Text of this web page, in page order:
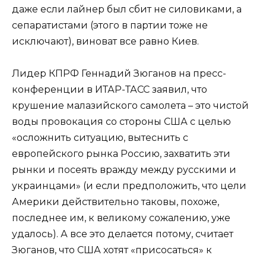
даже если лайнер был сбит не силовиками, а
сепаратистами (этого в партии тоже не
исключают), виноват все равно Киев.
Лидер КПРФ Геннадий Зюганов на пресс-
конференции в ИТАР-ТАСС заявил, что
крушение малазийского самолета – это чистой
воды провокация со стороны США с целью
«осложнить ситуацию, вытеснить с
европейского рынка Россию, захватить эти
рынки и посеять вражду между русскими и
украинцами» (и если предположить, что цели
Америки действительно таковы, похоже,
последнее им, к великому сожалению, уже
удалось). А все это делается потому, считает
Зюганов, что США хотят «присосаться» к